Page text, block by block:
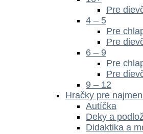
Pre
4 – 5
Pre
Pre
6 – 9
Pre
Pre
9 – 12
Hračky pre
Autíčka
Deky a
Didaktika a